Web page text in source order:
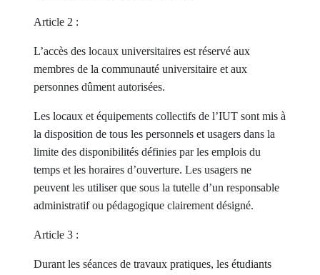
Article 2 :
L’accès des locaux universitaires est réservé aux
membres de la communauté universitaire et aux
personnes dûment autorisées.
Les locaux et équipements collectifs de l’IUT sont mis à
la disposition de tous les personnels et usagers dans la
limite des disponibilités définies par les emplois du
temps et les horaires d’ouverture. Les usagers ne
peuvent les utiliser que sous la tutelle d’un responsable
administratif ou pédagogique clairement désigné.
Article 3 :
Durant les séances de travaux pratiques, les étudiants